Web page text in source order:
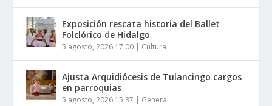
Exposición rescata historia del Ballet
Folclórico de Hidalgo
5 agosto, 2026 17:00 | Cultura
Ajusta Arquidiócesis de Tulancingo cargos
en parroquias
5 agosto, 2026 15:37 | General